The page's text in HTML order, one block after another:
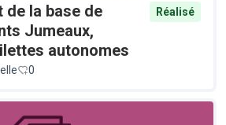
de la base de
Jumeaux,
autonomes
Réalisé
0